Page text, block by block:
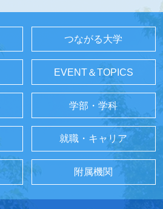
つながる大学
EVENT＆TOPICS
学部・学科
就職・キャリア
附属機関